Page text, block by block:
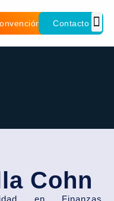
Contacto
Cohn
en Finanzas